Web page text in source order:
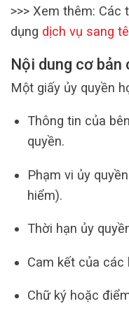
>>> Xem thêm:
dụng dịch vụ sang
Nội dung cơ bản
Một giấy ủy quyền
Thông tin của
quyền.
Phạm vi ủy
hiểm).
Thời hạn ủy
Cam kết của các
Chữ ký hoặc